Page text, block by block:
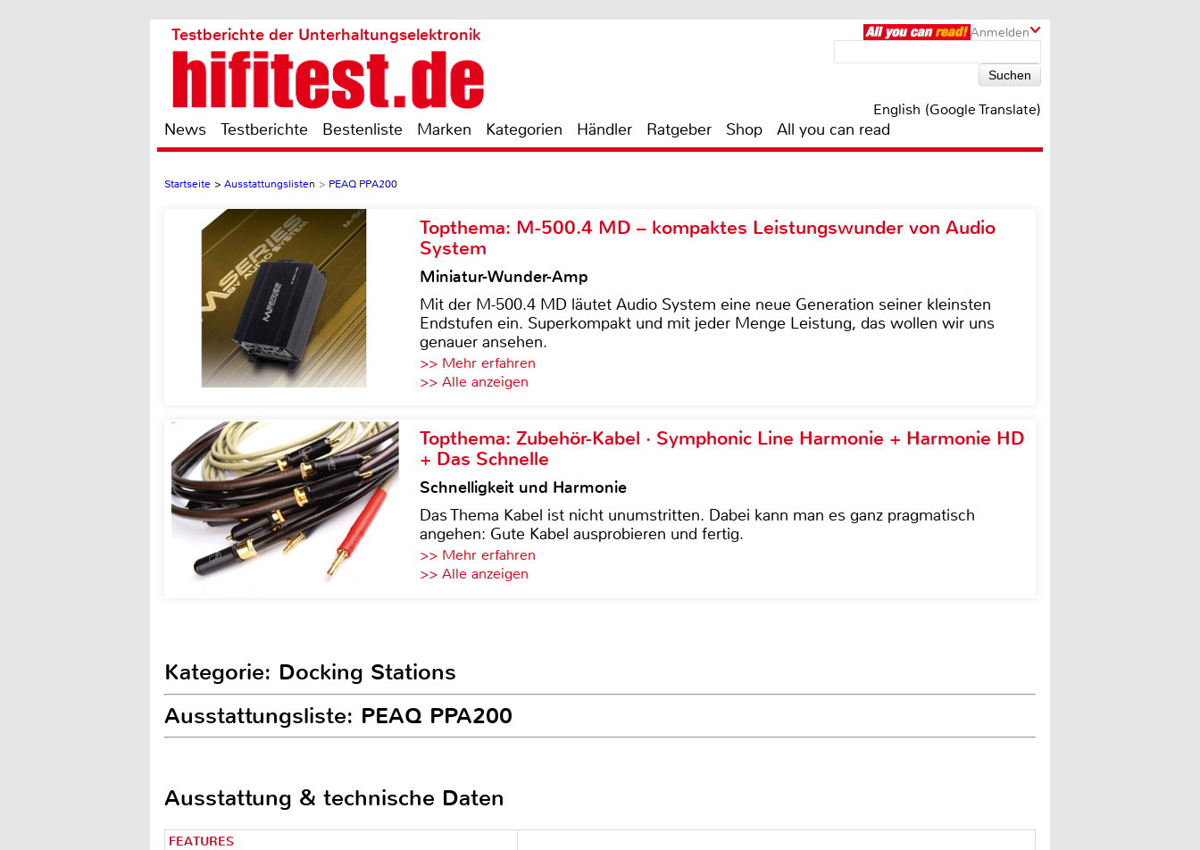
Anmelden
Testberichte der Unterhaltungselektronik
English (Google Translate)
News Testberichte Bestenliste Marken Kategorien Händler Ratgeber Shop All you can read
Startseite > Ausstattungslisten > PEAQ PPA200
Topthema: M-500.4 MD – kompaktes Leistungswunder von Audio
System
Miniatur-Wunder-Amp
Mit der M-500.4 MD läutet Audio System eine neue Generation seiner kleinsten
Endstufen ein. Superkompakt und mit jeder Menge Leistung, das wollen wir uns
genauer ansehen.
>> Mehr erfahren
>> Alle anzeigen
Topthema: Zubehör-Kabel · Symphonic Line Harmonie + Harmonie HD
+ Das Schnelle
Schnelligkeit und Harmonie
Das Thema Kabel ist nicht unumstritten. Dabei kann man es ganz pragmatisch
angehen: Gute Kabel ausprobieren und fertig.
>> Mehr erfahren
>> Alle anzeigen
Kategorie: Docking Stations
Ausstattungsliste: PEAQ PPA200
Ausstattung & technische Daten
FEATURES